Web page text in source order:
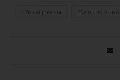
ניצבים וילך רבי נחמן מברסלב